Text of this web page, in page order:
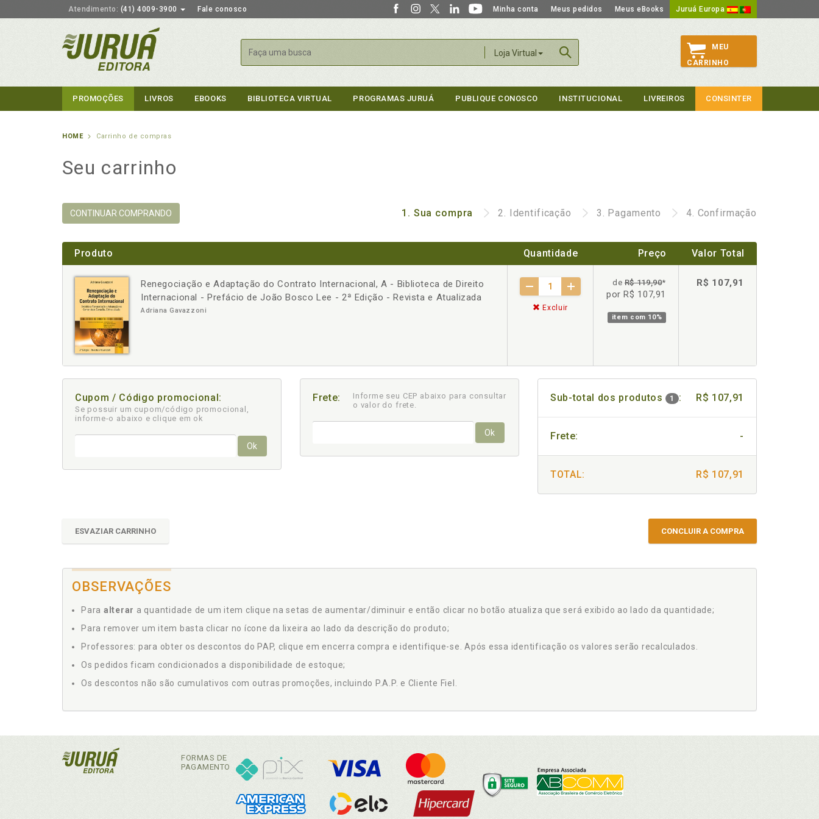
Atendimento: (41) 4009-3900 Fale conosco Minha conta Meus pedidos Meus eBooks Juruá Europa
Loja Virtual
Buscar
MEU
CARRINHO
PROMOÇÕES LIVROS EBOOKS BIBLIOTECA VIRTUAL PROGRAMAS JURUÁ PUBLIQUE CONOSCO INSTITUCIONAL LIVREIROS CONSINTER
HOME Carrinho de compras
Seu carrinho
CONTINUAR COMPRANDO 1. Sua compra 2. Identificação 3. Pagamento 4. Confirmação
Produto Quantidade Preço Valor Total
Renegociação e Adaptação do Contrato Internacional, A - Biblioteca de Direito
Internacional - Prefácio de João Bosco Lee - 2ª Edição - Revista e Atualizada
Adriana Gavazzoni
- +
Excluir
deR$ 119,90*
por R$ 107,91
item com 10%
R$ 107,91
Cupom / Código promocional:
Se possuir um cupom/código promocional,
informe-o abaixo e clique em ok
Ok
Frete:
Informe seu CEP abaixo para consultar
o valor do frete.
Ok
Sub-total dos produtos 1 : R$ 107,91
Frete: -
TOTAL: R$ 107,91
ESVAZIAR CARRINHO CONCLUIR A COMPRA
OBSERVAÇÕES
Para alterar a quantidade de um item clique na setas de aumentar/diminuir e então clicar no botão atualiza que será exibido ao lado da quantidade;
Para remover um item basta clicar no ícone da lixeira ao lado da descrição do produto;
Professores: para obter os descontos do PAP, clique em encerra compra e identifique-se. Após essa identificação os valores serão recalculados.
Os pedidos ficam condicionados a disponibilidade de estoque;
Os descontos não são cumulativos com outras promoções, incluindo P.A.P. e Cliente Fiel.
FORMAS DE
PAGAMENTO